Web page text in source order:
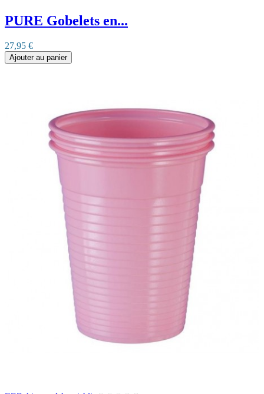
PURE Gobelets en...
27,95 €
Ajouter au panier